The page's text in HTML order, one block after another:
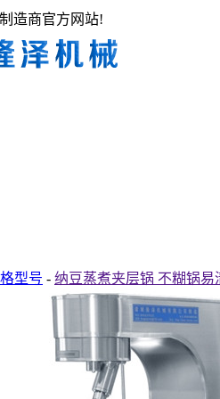
造商官方网站!
型号 - 纳豆蒸煮夹层锅 不糊锅易